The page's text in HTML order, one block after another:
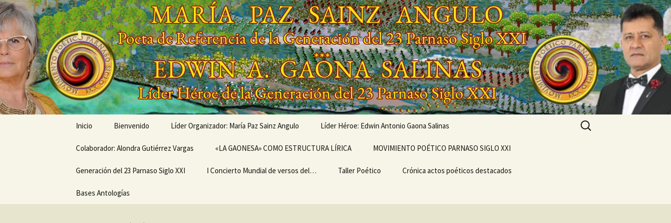
Saltar
al
contenido
'
'
Inicio Bienvenido Líder Organizador: María Paz Sainz Angulo
Conóceme a través de…
Mis Creaciones Escritura Poemarios POEMARIO «POETA
Líder Héroe: Edwin Antonio Gaona Salinas
OBRAS MUSICALIZADAS
LEGADO
Colaborador: Alondra Gutiérrez Vargas «LA GAONESA» COMO ESTRUCTURA LÍRICA MOVIMIENTO POÉTICO PARNASO SIGLO XXI
EL ULTRABARDISMO
Generación del 23 Parnaso Siglo XXI
MEMORIAS EN LA SENDA
DEL PARNASO –
I Concierto Mundial de versos del… Taller Poético Crónica actos poéticos destacados
Bases Antologías
Buscar: